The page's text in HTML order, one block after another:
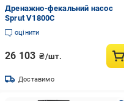
Дренажно-фекальний насос
Sprut V1800С
оцінити
26 103 ₴/шт.
Доставимо